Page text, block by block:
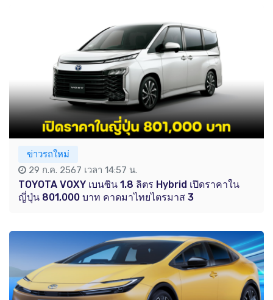
ข่าวรถใหม่
29 ก.ค. 2567 เวลา 14:57 น.
TOYOTA VOXY เบนซิน 1.8 ลิตร Hybrid เปิดราคาใน
ญี่ปุ่น 801,000 บาท คาดมาไทยไตรมาส 3